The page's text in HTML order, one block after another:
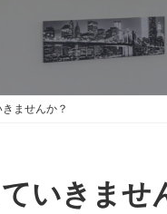
ませんか？
いきませ